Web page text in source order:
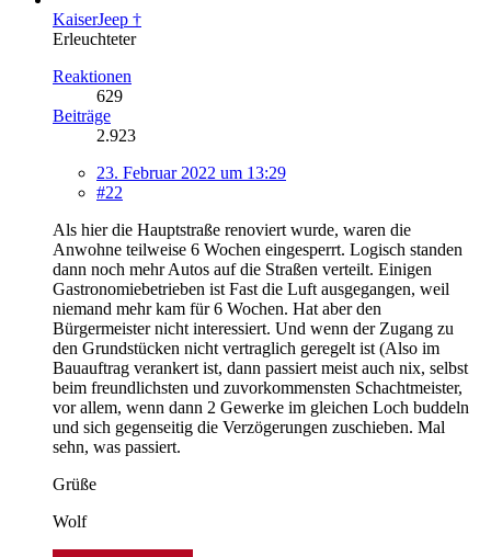
KaiserJeep †
Erleuchteter
Reaktionen
629
Beiträge
2.923
23. Februar 2022 um 13:29
#22
Als hier die Hauptstraße renoviert wurde, waren die
Anwohne teilweise 6 Wochen eingesperrt. Logisch standen
dann noch mehr Autos auf die Straßen verteilt. Einigen
Gastronomiebetrieben ist Fast die Luft ausgegangen, weil
niemand mehr kam für 6 Wochen. Hat aber den
Bürgermeister nicht interessiert. Und wenn der Zugang zu
den Grundstücken nicht vertraglich geregelt ist (Also im
Bauauftrag verankert ist, dann passiert meist auch nix, selbst
beim freundlichsten und zuvorkommensten Schachtmeister,
vor allem, wenn dann 2 Gewerke im gleichen Loch buddeln
und sich gegenseitig die Verzögerungen zuschieben. Mal
sehn, was passiert.
Grüße
Wolf